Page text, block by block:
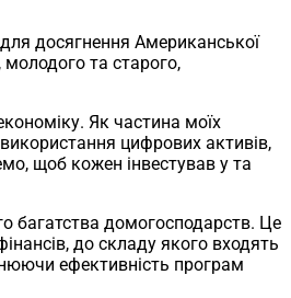
досягнення Американської
та старого,
Як частина моїх
цифрових активів,
щоб кожен інвестував у та
багатства домогосподарств. Це
до складу якого входять
ефективність програм